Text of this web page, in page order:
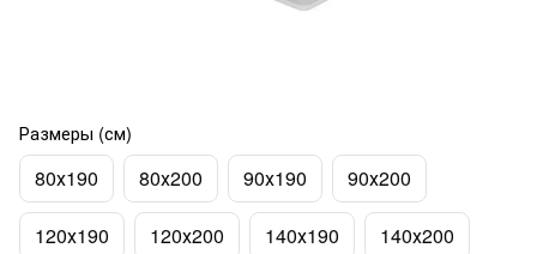
Размеры (см)
80х190 80х200 90х190 90х200
120х190 120х200 140х190 140х200